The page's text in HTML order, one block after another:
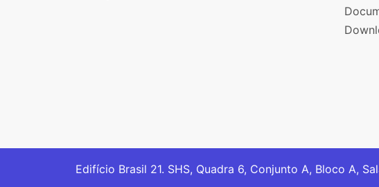
Edifício Brasil 21. SHS, Quadra 6, Conjunto A, Bloco A,